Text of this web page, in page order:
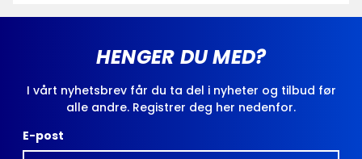
HENGER DU MED?
I vårt nyhetsbrev får du ta del i nyheter og tilbud før
alle andre. Registrer deg her nedenfor.
E-post